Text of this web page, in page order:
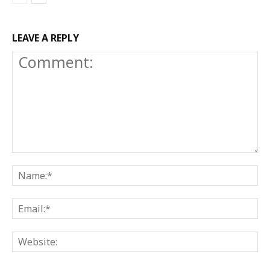
LEAVE A REPLY
Comment: